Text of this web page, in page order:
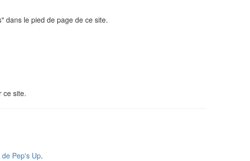
dans le pied de page de ce site.
ce site.
Pep's Up.